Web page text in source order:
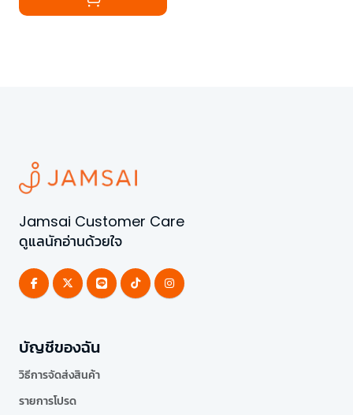
Jamsai Customer Care
ดูแลนักอ่านด้วยใจ
บัญชีของฉัน
วิธีการจัดส่งสินค้า
รายการโปรด